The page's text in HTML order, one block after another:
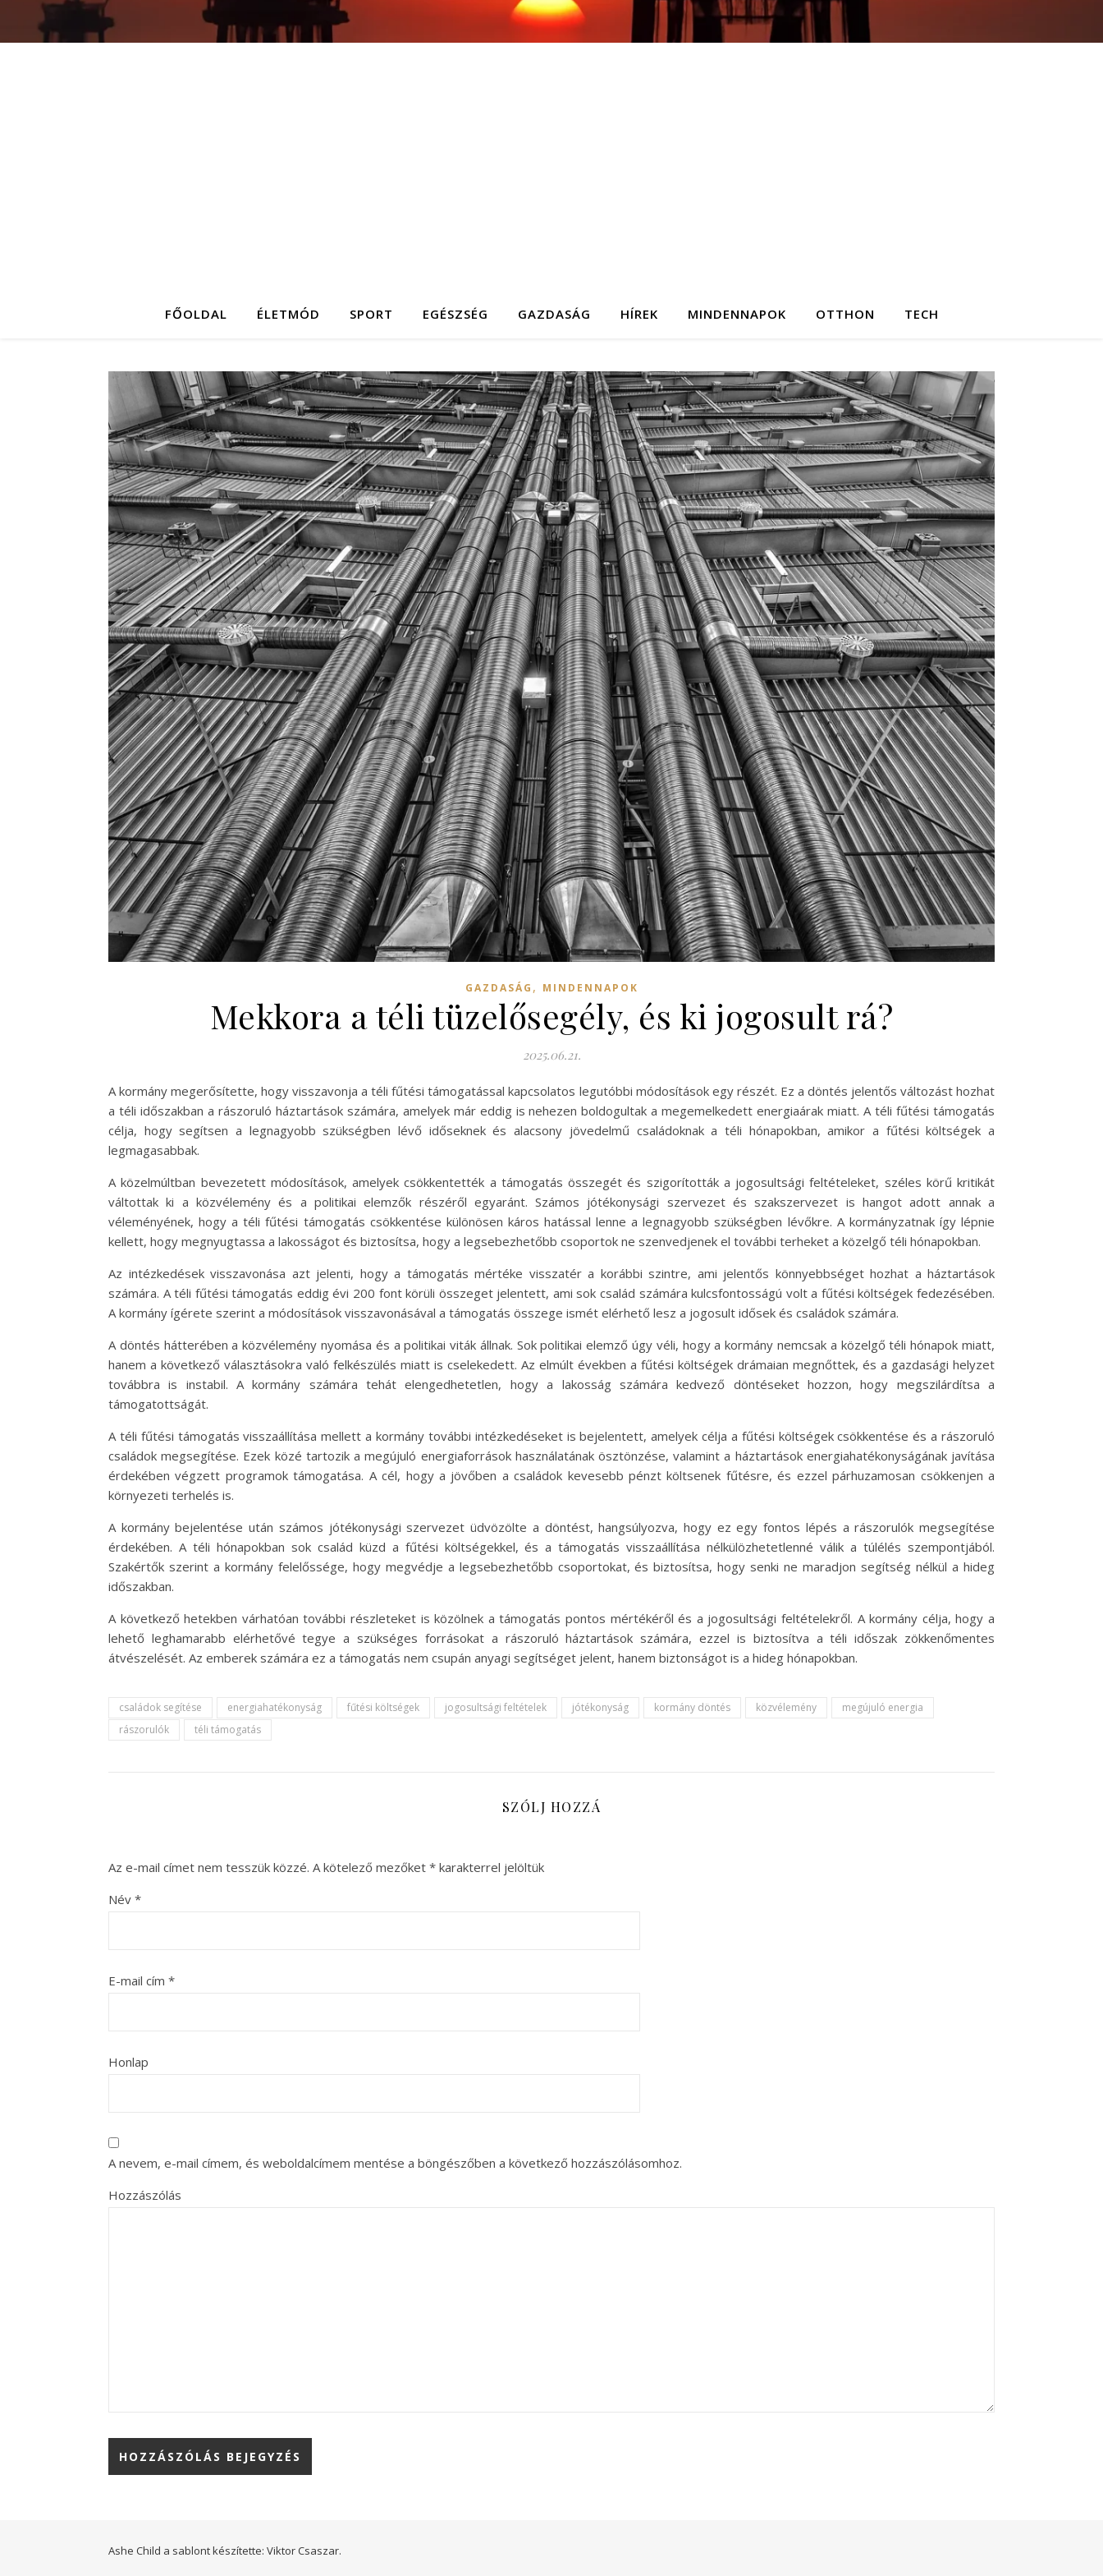
FŐOLDAL ÉLETMÓD SPORT EGÉSZSÉG GAZDASÁG HÍREK MINDENNAPOK OTTHON TECH
GAZDASÁG , MINDENNAPOK
Mekkora a téli tüzelősegély, és ki jogosult rá?
2025.06.21.
A kormány megerősítette, hogy visszavonja a téli fűtési támogatással kapcsolatos legutóbbi módosítások egy részét. Ez a döntés jelentős változást hozhat
a téli időszakban a rászoruló háztartások számára, amelyek már eddig is nehezen boldogultak a megemelkedett energiaárak miatt. A téli fűtési támogatás
célja, hogy segítsen a legnagyobb szükségben lévő időseknek és alacsony jövedelmű családoknak a téli hónapokban, amikor a fűtési költségek a
legmagasabbak.
A közelmúltban bevezetett módosítások, amelyek csökkentették a támogatás összegét és szigorították a jogosultsági feltételeket, széles körű kritikát
váltottak ki a közvélemény és a politikai elemzők részéről egyaránt. Számos jótékonysági szervezet és szakszervezet is hangot adott annak a
véleményének, hogy a téli fűtési támogatás csökkentése különösen káros hatással lenne a legnagyobb szükségben lévőkre. A kormányzatnak így lépnie
kellett, hogy megnyugtassa a lakosságot és biztosítsa, hogy a legsebezhetőbb csoportok ne szenvedjenek el további terheket a közelgő téli hónapokban.
Az intézkedések visszavonása azt jelenti, hogy a támogatás mértéke visszatér a korábbi szintre, ami jelentős könnyebbséget hozhat a háztartások
számára. A téli fűtési támogatás eddig évi 200 font körüli összeget jelentett, ami sok család számára kulcsfontosságú volt a fűtési költségek fedezésében.
A kormány ígérete szerint a módosítások visszavonásával a támogatás összege ismét elérhető lesz a jogosult idősek és családok számára.
A döntés hátterében a közvélemény nyomása és a politikai viták állnak. Sok politikai elemző úgy véli, hogy a kormány nemcsak a közelgő téli hónapok miatt,
hanem a következő választásokra való felkészülés miatt is cselekedett. Az elmúlt években a fűtési költségek drámaian megnőttek, és a gazdasági helyzet
továbbra is instabil. A kormány számára tehát elengedhetetlen, hogy a lakosság számára kedvező döntéseket hozzon, hogy megszilárdítsa a
támogatottságát.
A téli fűtési támogatás visszaállítása mellett a kormány további intézkedéseket is bejelentett, amelyek célja a fűtési költségek csökkentése és a rászoruló
családok megsegítése. Ezek közé tartozik a megújuló energiaforrások használatának ösztönzése, valamint a háztartások energiahatékonyságának javítása
érdekében végzett programok támogatása. A cél, hogy a jövőben a családok kevesebb pénzt költsenek fűtésre, és ezzel párhuzamosan csökkenjen a
környezeti terhelés is.
A kormány bejelentése után számos jótékonysági szervezet üdvözölte a döntést, hangsúlyozva, hogy ez egy fontos lépés a rászorulók megsegítése
érdekében. A téli hónapokban sok család küzd a fűtési költségekkel, és a támogatás visszaállítása nélkülözhetetlenné válik a túlélés szempontjából.
Szakértők szerint a kormány felelőssége, hogy megvédje a legsebezhetőbb csoportokat, és biztosítsa, hogy senki ne maradjon segítség nélkül a hideg
időszakban.
A következő hetekben várhatóan további részleteket is közölnek a támogatás pontos mértékéről és a jogosultsági feltételekről. A kormány célja, hogy a
lehető leghamarabb elérhetővé tegye a szükséges forrásokat a rászoruló háztartások számára, ezzel is biztosítva a téli időszak zökkenőmentes
átvészelését. Az emberek számára ez a támogatás nem csupán anyagi segítséget jelent, hanem biztonságot is a hideg hónapokban.
családok segítése energiahatékonyság fűtési költségek jogosultsági feltételek jótékonyság kormány döntés közvélemény
megújuló energia
rászorulók
téli támogatás
SZÓLJ HOZZÁ
Az e-mail címet nem tesszük közzé. A kötelező mezőket * karakterrel jelöltük
Név *
E-mail cím *
Honlap
A nevem, e-mail címem, és weboldalcímem mentése a böngészőben a következő hozzászólásomhoz.
Hozzászólás
Ashe Child a sablont készítette: Viktor Csaszar.